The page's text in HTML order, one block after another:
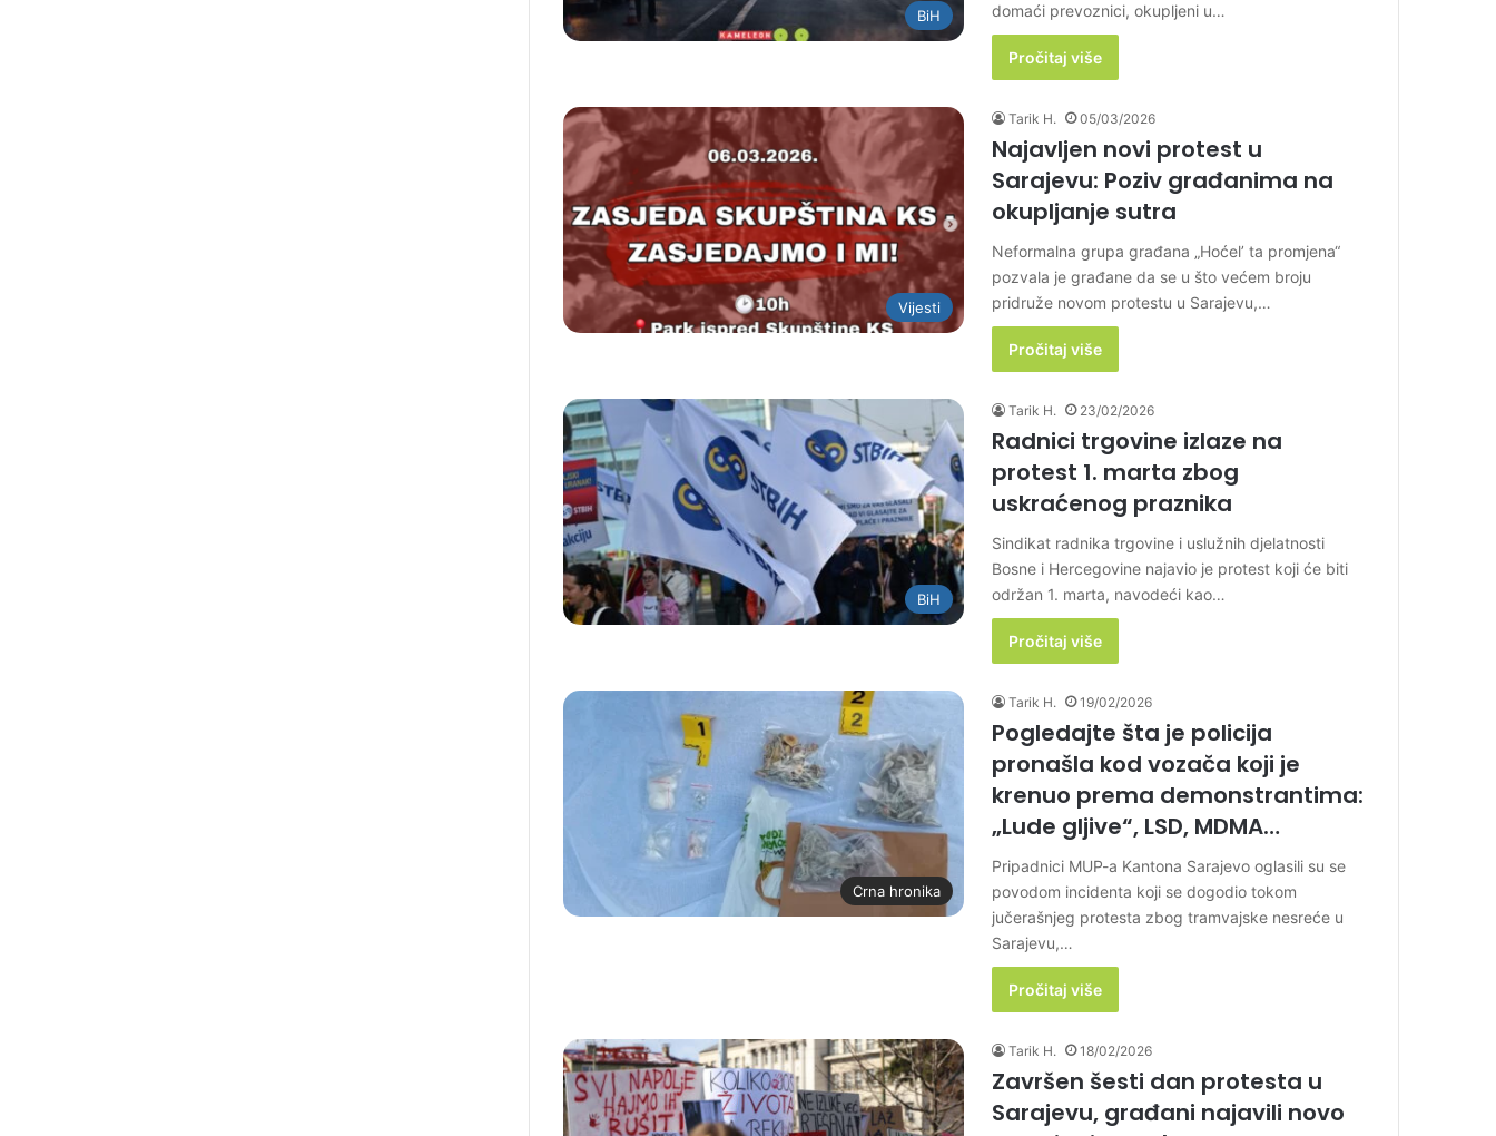
BiH
domaći prevoznici, okupljeni u…
Pročitaj više
Vijesti
Tarik H. 05/03/2026
Najavljen novi protest u
Sarajevu: Poziv građanima na
okupljanje sutra
Neformalna grupa građana „Hoćel’ ta promjena“
pozvala je građane da se u što većem broju
pridruže novom protestu u Sarajevu,…
Pročitaj više
BiH
Tarik H. 23/02/2026
Radnici trgovine izlaze na
protest 1. marta zbog
uskraćenog praznika
Sindikat radnika trgovine i uslužnih djelatnosti
Bosne i Hercegovine najavio je protest koji će biti
održan 1. marta, navodeći kao…
Pročitaj više
Crna hronika
Tarik H. 19/02/2026
Pogledajte šta je policija
pronašla kod vozača koji je
krenuo prema demonstrantima:
„Lude gljive“, LSD, MDMA…
Pripadnici MUP-a Kantona Sarajevo oglasili su se
povodom incidenta koji se dogodio tokom
jučerašnjeg protesta zbog tramvajske nesreće u
Sarajevu,…
Pročitaj više
Tarik H. 18/02/2026
Završen šesti dan protesta u
Sarajevu, građani najavili novo